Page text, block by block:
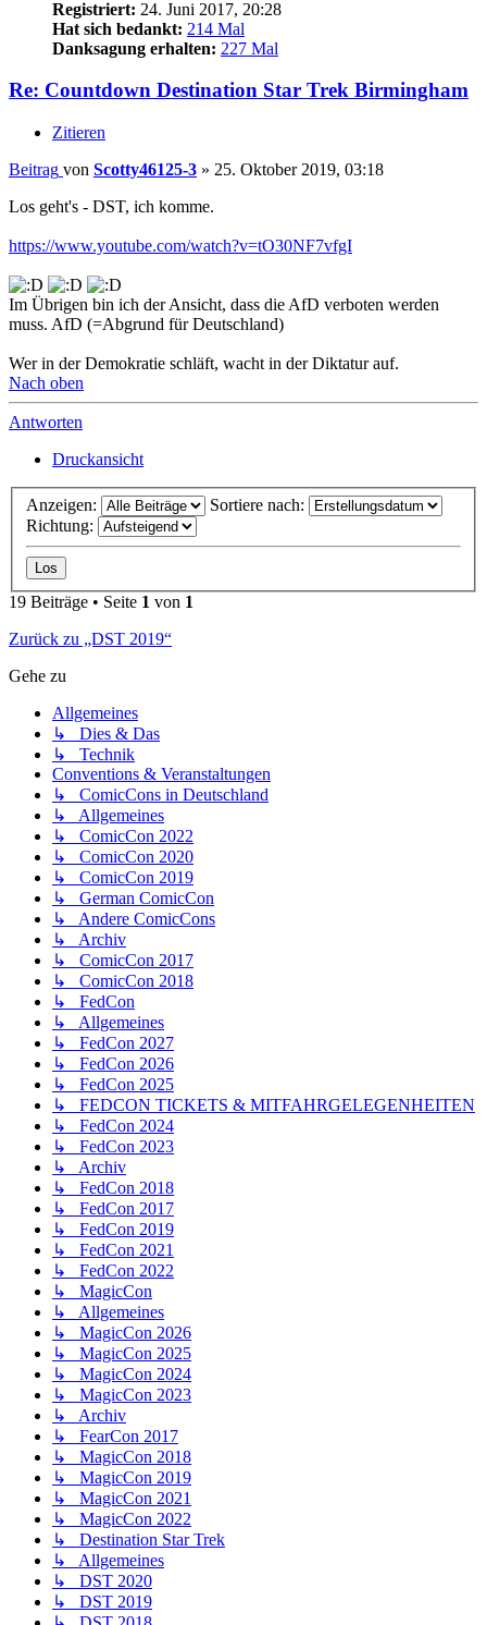
Registriert: 24. Juni 2017, 20:28
Hat sich bedankt: 214 Mal
Danksagung erhalten: 227 Mal
Re: Countdown Destination Star Trek Birmingham
Zitieren
Beitrag von Scotty46125-3 » 25. Oktober 2019, 03:18
Los geht's - DST, ich komme.
https://www.youtube.com/watch?v=tO30NF7vfgI
Im Übrigen bin ich der Ansicht, dass die AfD verboten werden
muss. AfD (=Abgrund für Deutschland)
Wer in der Demokratie schläft, wacht in der Diktatur auf.
Nach oben
Antworten
Druckansicht
Anzeigen:
Sortiere nach:
Richtung:
19 Beiträge • Seite 1 von 1
Zurück zu „DST 2019“
Gehe zu
Allgemeines
↳ Dies & Das
↳ Technik
Conventions & Veranstaltungen
↳ ComicCons in Deutschland
↳ Allgemeines
↳ ComicCon 2022
↳ ComicCon 2020
↳ ComicCon 2019
↳ German ComicCon
↳ Andere ComicCons
↳ Archiv
↳ ComicCon 2017
↳ ComicCon 2018
↳ FedCon
↳ Allgemeines
↳ FedCon 2027
↳ FedCon 2026
↳ FedCon 2025
↳ FEDCON TICKETS & MITFAHRGELEGENHEITEN
↳ FedCon 2024
↳ FedCon 2023
↳ Archiv
↳ FedCon 2018
↳ FedCon 2017
↳ FedCon 2019
↳ FedCon 2021
↳ FedCon 2022
↳ MagicCon
↳ Allgemeines
↳ MagicCon 2026
↳ MagicCon 2025
↳ MagicCon 2024
↳ MagicCon 2023
↳ Archiv
↳ FearCon 2017
↳ MagicCon 2018
↳ MagicCon 2019
↳ MagicCon 2021
↳ MagicCon 2022
↳ Destination Star Trek
↳ Allgemeines
↳ DST 2020
↳ DST 2019